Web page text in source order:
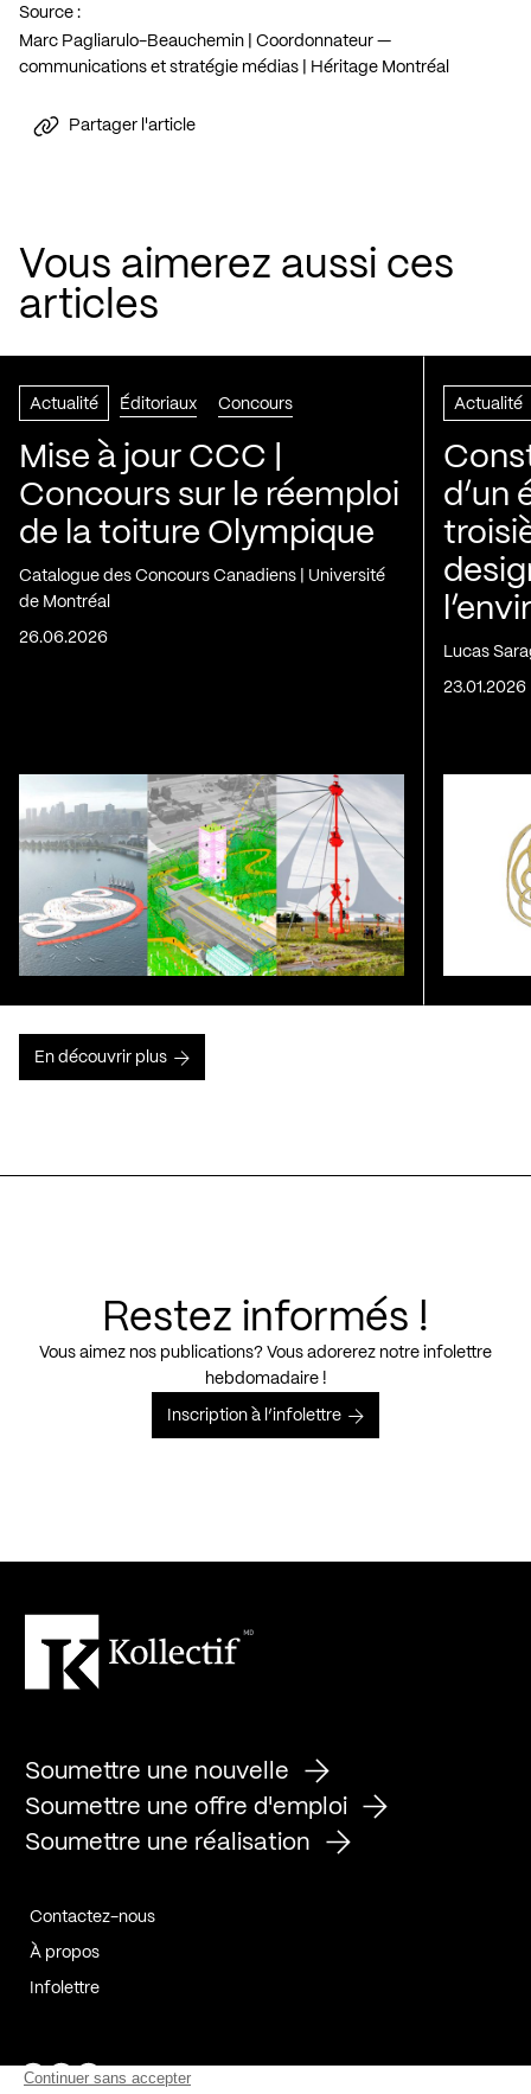
Source :
Marc Pagliarulo-Beauchemin | Coordonnateur —
communications et stratégie médias | Héritage Montréal
Partager l'article
Vous aimerez aussi ces
articles
Actualité Éditoriaux Concours
Mise à jour CCC |
Concours sur le réemploi
de la toiture Olympique
Catalogue des Concours Canadiens | Université
de Montréal
26.06.2026
Actualité
d’un
Lucas
23.01.2026
En découvrir plus
Restez informés !
Vous aimez nos publications? Vous adorerez notre infolettre
hebdomadaire !
Inscription à l’infolettre
Soumettre une nouvelle
Soumettre une offre d'emploi
Soumettre une réalisation
Contactez-nous
À propos
Infolettre
Page Facebook de Kollectif
Page Instagram de Kollectif
Page Linkedin de Kollectif